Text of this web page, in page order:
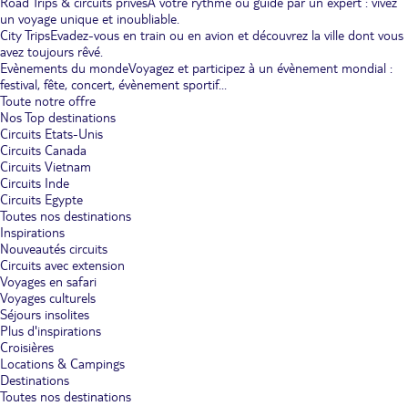
un voyage unique et inoubliable.
City TripsEvadez-vous en train ou en avion et découvrez la ville dont vous
avez toujours rêvé.
Evènements du mondeVoyagez et participez à un évènement mondial :
festival, fête, concert, évènement sportif...
Toute notre offre
Nos Top destinations
Circuits Etats-Unis
Circuits Canada
Circuits Vietnam
Circuits Inde
Circuits Egypte
Toutes nos destinations
Inspirations
Nouveautés circuits
Circuits avec extension
Voyages en safari
Voyages culturels
Séjours insolites
Plus d'inspirations
Croisières
Locations & Campings
Destinations
Toutes nos destinations